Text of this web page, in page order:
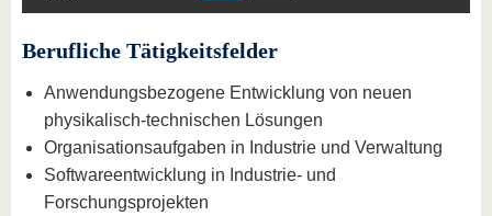
Berufliche Tätigkeitsfelder
Anwendungsbezogene Entwicklung von neuen
physikalisch-technischen Lösungen
Organisationsaufgaben in Industrie und Verwaltung
Softwareentwicklung in Industrie- und
Forschungsprojekten